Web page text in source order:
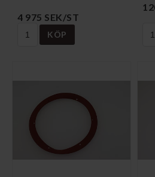
4 975 SEK/ST
KÖP